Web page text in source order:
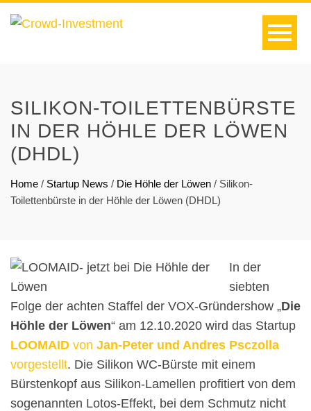
SILIKON-TOILETTENBÜRSTE
IN DER HÖHLE DER LÖWEN
(DHDL)
Home / Startup News / Die Höhle der Löwen / Silikon-
Toilettenbürste in der Höhle der Löwen (DHDL)
In der
siebten
Folge der achten Staffel der VOX-Gründershow „Die
Höhle der Löwen“ am 12.10.2020 wird das Startup
LOOMAID von Jan-Peter und Andres Psczolla
vorgestellt. Die Silikon WC-Bürste mit einem
Bürstenkopf aus Silikon-Lamellen profitiert von dem
sogenannten Lotos-Effekt, bei dem Schmutz nicht